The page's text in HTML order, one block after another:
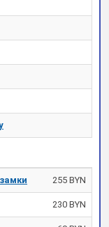
255 BYN
230 BYN